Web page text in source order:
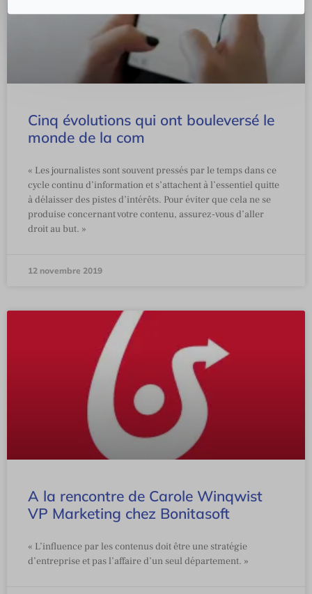
Cinq évolutions qui ont bouleversé le
monde de la com
« Les journalistes sont souvent pressés par le temps dans ce
cycle continu d’information et s’attachent à l’essentiel quitte
à délaisser des pistes d’intérêts. Pour éviter que cela ne se
produise concernant votre contenu, assurez-vous d’aller
droit au but. »
12 novembre 2019
A la rencontre de Carole Winqwist
VP Marketing chez Bonitasoft
« L’influence par les contenus doit être une stratégie
d’entreprise et pas l’affaire d’un seul département. »